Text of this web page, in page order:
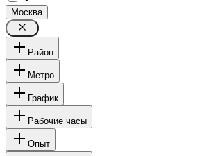
Москва
Район
Метро
График
Рабочие часы
Опыт